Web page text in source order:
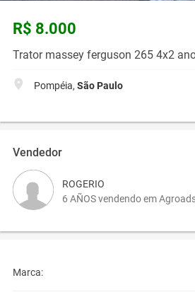
R$ 8.000
Trator massey ferguson 265 4x2
Pompéia, São Paulo
Vendedor
ROGERIO
6 AÑOS vendendo em
Marca: